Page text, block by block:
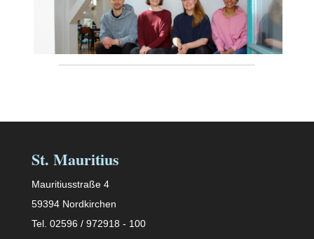
St. Mauritius
Mauritiusstraße 4
59394 Nordkirchen
Tel. 02596 / 972918 - 100